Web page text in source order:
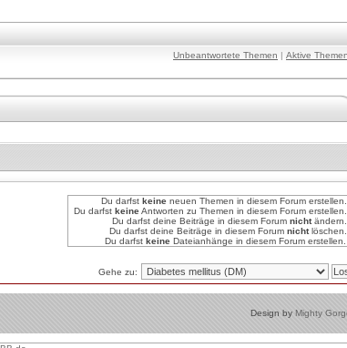
Unbeantwortete Themen | Aktive Themen
Du darfst keine neuen Themen in diesem Forum erstellen.
Du darfst keineAntworten zu Themen in diesem Forum erstellen.
Du darfst deine Beiträge in diesem Forum nichtändern.
Du darfst deine Beiträge in diesem Forum nichtlöschen.
Du darfst keine Dateianhänge in diesem Forum erstellen.
Gehe zu:
Design by Mighty